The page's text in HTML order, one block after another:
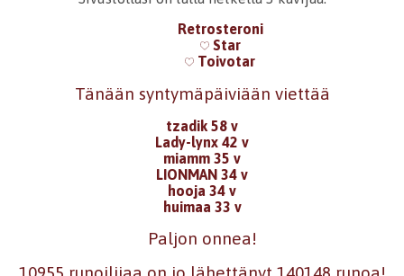
Retrosteroni
Star
Toivotar
Tänään syntymäpäiviään viettää
tzadik 58 v
Lady-lynx 42 v
miamm 35 v
LIONMAN 34 v
hooja 34 v
huimaa 33 v
Paljon onnea!